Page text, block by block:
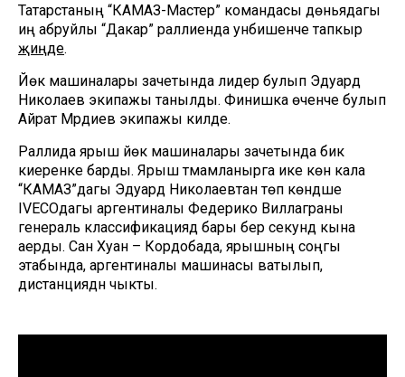
Татарстаның “КАМАЗ-Мастер” командасы дөньядагы
иң абруйлы “Дакар” раллиенда унбишенче тапкыр
җиңде.
Йөк машиналары зачетында лидер булып Эдуард
Николаев экипажы танылды. Финишка өченче булып
Айрат Мәрдиев экипажы килде.
Раллида ярыш йөк машиналары зачетында бик
киеренке барды. Ярыш тәмамланырга ике көн кала
“КАМАЗ”дагы Эдуард Николаевтан төп көндәше
IVECOдагы аргентиналы Федерико Виллаграны
генераль классификациядә бары бер секунд кына
аерды. Сан Хуан – Кордобада, ярышның соңгы
этабында, аргентиналы машинасы ватылып,
дистанциядән чыкты.